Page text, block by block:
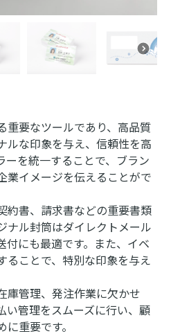
重要なツールであり、高品質
ルな印象を与え、信頼性を高
ーを統一することで、ブラン
業イメージを伝えることがで
約書、請求書などの重要書類
ナル封筒はダイレクトメール
付にも最適です。また、イベ
ることで、特別な印象を与え
庫管理、発注作業に欠かせ
い管理をスムーズに行い、顧
重要です。